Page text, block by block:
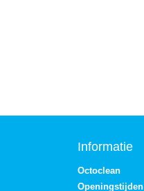
Informatie
Octoclean
Openingstijden